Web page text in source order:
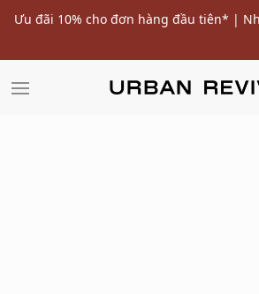
Ưu đãi 10% cho đơn hàng đầu tiên* |
SALE